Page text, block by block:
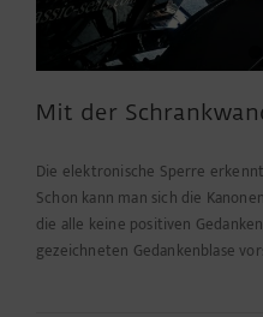
Mit der
Die elektronische Sperre
Schon kann man sich die
die alle keine positiven
gezeichneten Gedankenblase